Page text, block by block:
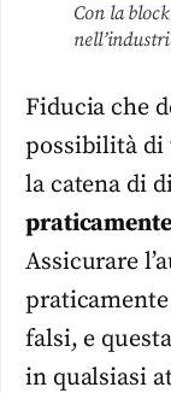
Con la
Fiducia che
possibilità di
la catena di
Assicurare
falsi, e
in qualsiasi